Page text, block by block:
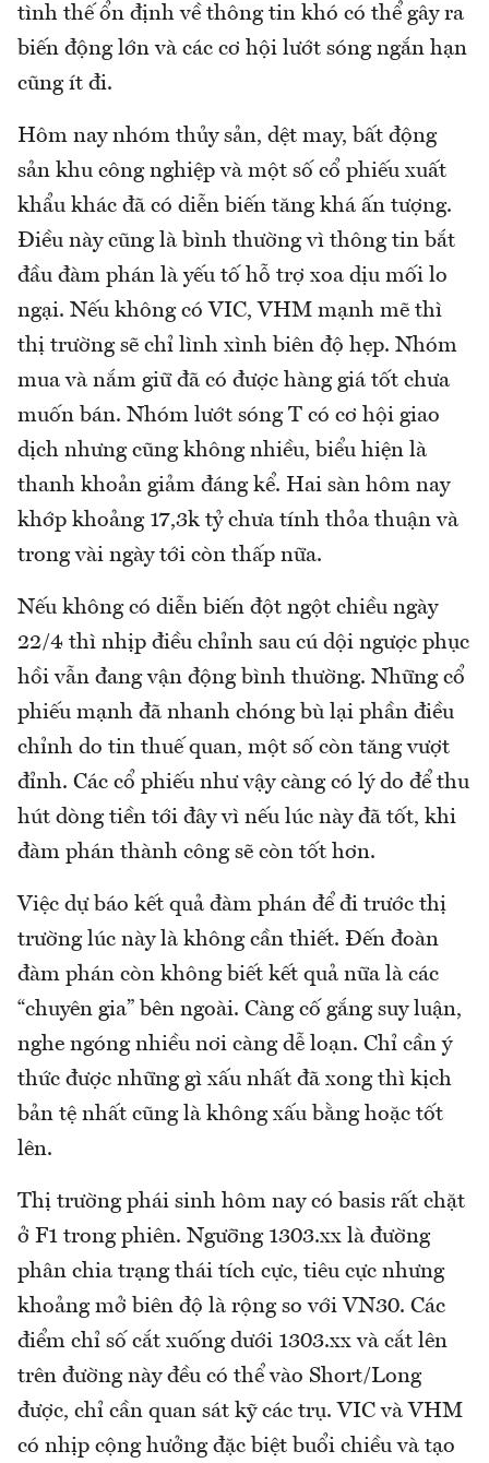
tình thế ổn định về thông tin khó có thể gây ra
biến động lớn và các cơ hội lướt sóng ngắn hạn
cũng ít đi.
Hôm nay nhóm thủy sản, dệt may, bất động
sản khu công nghiệp và một số cổ phiếu xuất
khẩu khác đã có diễn biến tăng khá ấn tượng.
Điều này cũng là bình thường vì thông tin bắt
đầu đàm phán là yếu tố hỗ trợ xoa dịu mối lo
ngại. Nếu không có VIC, VHM mạnh mẽ thì
thị trường sẽ chỉ lình xình biên độ hẹp. Nhóm
mua và nắm giữ đã có được hàng giá tốt chưa
muốn bán. Nhóm lướt sóng T có cơ hội giao
dịch nhưng cũng không nhiều, biểu hiện là
thanh khoản giảm đáng kể. Hai sàn hôm nay
khớp khoảng 17,3k tỷ chưa tính thỏa thuận và
trong vài ngày tới còn thấp nữa.
Nếu không có diễn biến đột ngột chiều ngày
22/4 thì nhịp điều chỉnh sau cú dội ngược phục
hồi vẫn đang vận động bình thường. Những cổ
phiếu mạnh đã nhanh chóng bù lại phần điều
chỉnh do tin thuế quan, một số còn tăng vượt
đỉnh. Các cổ phiếu như vậy càng có lý do để thu
hút dòng tiền tới đây vì nếu lúc này đã tốt, khi
đàm phán thành công sẽ còn tốt hơn.
Việc dự báo kết quả đàm phán để đi trước thị
trường lúc này là không cần thiết. Đến đoàn
đàm phán còn không biết kết quả nữa là các
“chuyên gia” bên ngoài. Càng cố gắng suy luận,
nghe ngóng nhiều nơi càng dễ loạn. Chỉ cần ý
thức được những gì xấu nhất đã xong thì kịch
bản tệ nhất cũng là không xấu bằng hoặc tốt
lên.
Thị trường phái sinh hôm nay có basis rất chặt
ở F1 trong phiên. Ngưỡng 1303.xx là đường
phân chia trạng thái tích cực, tiêu cực nhưng
khoảng mở biên độ là rộng so với VN30. Các
điểm chỉ số cắt xuống dưới 1303.xx và cắt lên
trên đường này đều có thể vào Short/Long
được, chỉ cần quan sát kỹ các trụ. VIC và VHM
có nhịp cộng hưởng đặc biệt buổi chiều và tạo